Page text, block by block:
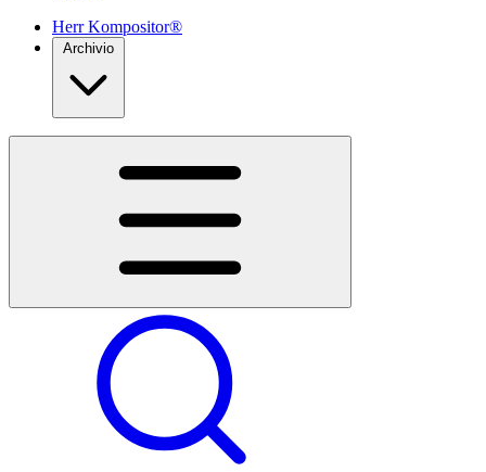
Herr Kompositor®
Archivio